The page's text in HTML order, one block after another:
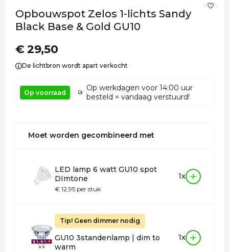
Opbouwspot Zelos 1-lichts Sandy
Black Base & Gold GU10
€ 29,50
De lichtbron wordt apart verkocht
Op voorraad
Op werkdagen voor 14:00 uur
besteld = vandaag verstuurd!
Moet worden gecombineerd met
LED lamp 6 watt GU10 spot
DImtone
€ 12,95 per stuk
1x
Tip! Geen dimmer nodig
GU10 3standenlamp | dim to
warm
1x